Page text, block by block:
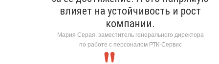
влияет на устойчивость и рост
компании.
Мария Серая, заместитель генерального директора
по работе с персоналом РТК-Сервис